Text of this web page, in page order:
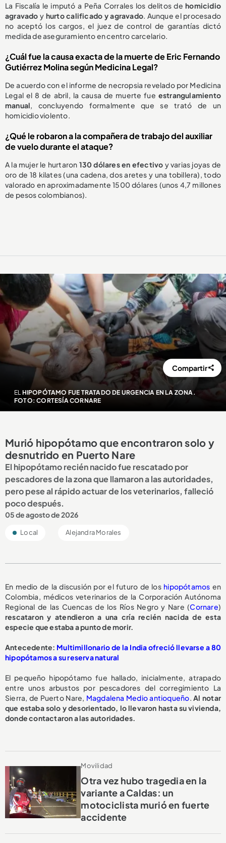
La Fiscalía le imputó a Peña Corrales los delitos dehomicidio
agravado y hurto calificado y agravado. Aunque el procesado
no aceptó los cargos, el juez de control de garantías dictó
medida de aseguramiento en centro carcelario.
¿Cuál fue la causa exacta de la muerte de Eric Fernando
Gutiérrez Molina según Medicina Legal?
De acuerdo con el informe de necropsia revelado por Medicina
Legal el 8 de abril, la causa de muerte fue estrangulamiento
manual , concluyendo formalmente que se trató de un
homicidio violento.
¿Qué le robaron a la compañera de trabajo del auxiliar
de vuelo durante el ataque?
A la mujer le hurtaron 130 dólares en efectivo y varias joyas de
oro de 18 kilates (una cadena, dos aretes y una tobillera), todo
valorado en aproximadamente 1500 dólares (unos 4,7 millones
de pesos colombianos).
EL HIPOPÓTAMO FUE TRATADO DE URGENCIA EN LA ZONA.
FOTO: CORTESÍA CORNARE
Compartir
Murió hipopótamo que encontraron solo y
desnutrido en Puerto Nare
El hipopótamo recién nacido fue rescatado por
pescadores de la zona que llamaron a las autoridades,
pero pese al rápido actuar de los veterinarios, falleció
poco después.
05 de agosto de 2026
Local Alejandra Morales
En medio de la discusión por el futuro de los hipopótamos en
Colombia, médicos veterinarios de la Corporación Autónoma
Regional de las Cuencas de los Ríos Negro y Nare (Cornare)
rescataron y atendieron a una cría recién nacida de esta
especie que estaba a punto de morir.
Antecedente: Multimillonario de la India ofreció llevarse a 80
hipopótamos a su reserva natural
El pequeño hipopótamo fue hallado, inicialmente, atrapado
entre unos arbustos por pescadores del corregimiento La
Sierra, de Puerto Nare, Magdalena Medio antioqueño Al notar
que estaba solo y desorientado, lo llevaron hasta su vivienda,
donde contactaron a las autoridades.
Movilidad
Otra vez hubo tragedia en la
variante a Caldas: un
motociclista murió en fuerte
accidente